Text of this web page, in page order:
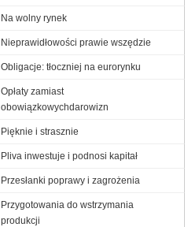
Na wolny rynek
Nieprawidłowości prawie wszędzie
Obligacje: tłoczniej na eurorynku
Opłaty zamiast
obowiązkowychdarowizn
Pięknie i strasznie
Pliva inwestuje i podnosi kapitał
Przesłanki poprawy i zagrożenia
Przygotowania do wstrzymania
produkcji